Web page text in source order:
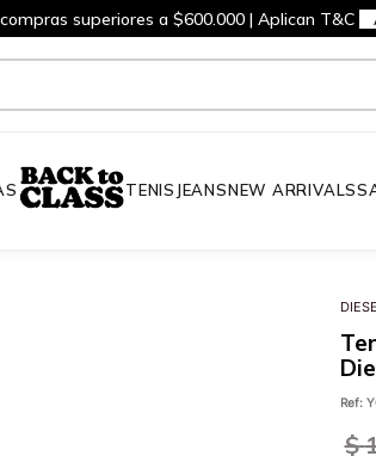
superiores a $600.000 | Aplican T&C
TENIS JEANSNEW ARRIVALS
Ref:
$